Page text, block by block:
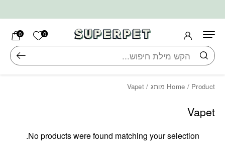
0 הרשימה
0
חיפוש
Home / Product מותג / Vapet
Vapet
No products were found matching your selection.